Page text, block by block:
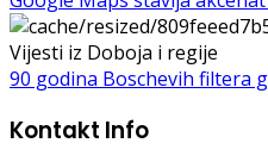
Vijesti iz Doboja i regije
90 godina Boschevih filtera
Kontakt Info